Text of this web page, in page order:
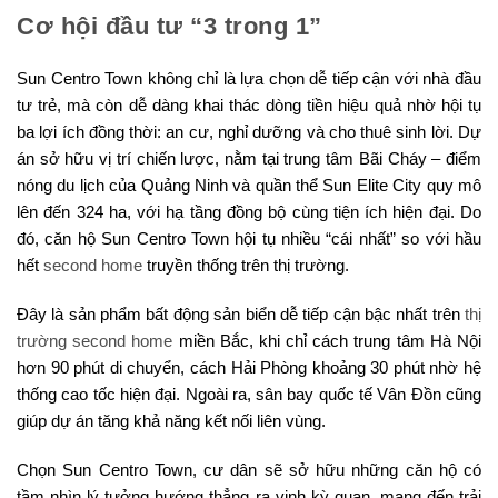
Cơ hội đầu tư “3 trong 1”
Sun Centro Town không chỉ là lựa chọn dễ tiếp cận với nhà đầu
tư trẻ, mà còn dễ dàng khai thác dòng tiền hiệu quả nhờ hội tụ
ba lợi ích đồng thời: an cư, nghỉ dưỡng và cho thuê sinh lời. Dự
án sở hữu vị trí chiến lược, nằm tại trung tâm Bãi Cháy – điểm
nóng du lịch của Quảng Ninh và quần thể Sun Elite City quy mô
lên đến 324 ha, với hạ tầng đồng bộ cùng tiện ích hiện đại. Do
đó, căn hộ Sun Centro Town hội tụ nhiều “cái nhất” so với hầu
hết second home truyền thống trên thị trường.
Đây là sản phẩm bất động sản biển dễ tiếp cận bậc nhất trên thị
trường second home miền Bắc, khi chỉ cách trung tâm Hà Nội
hơn 90 phút di chuyển, cách Hải Phòng khoảng 30 phút nhờ hệ
thống cao tốc hiện đại. Ngoài ra, sân bay quốc tế Vân Đồn cũng
giúp dự án tăng khả năng kết nối liên vùng.
Chọn Sun Centro Town, cư dân sẽ sở hữu những căn hộ có